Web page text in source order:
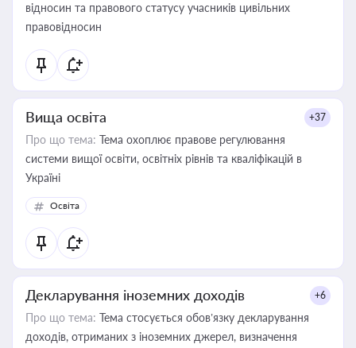
відносин та правового статусу учасників цивільних
правовідносин
Вища освіта +37
Про що тема: Тема охоплює правове регулювання
системи вищої освіти, освітніх рівнів та кваліфікацій в
Україні
Освіта
Декларування іноземних доходів +6
Про що тема: Тема стосується обов’язку декларування
доходів, отриманих з іноземних джерел, визначення